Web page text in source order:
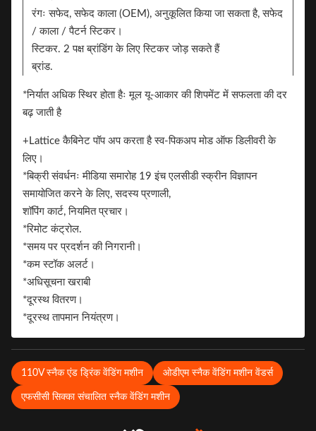
रंगः सफेद, सफेद काला (OEM), अनुकूलित किया जा सकता है, सफेद
/ काला / पैटर्न स्टिकर।
स्टिकर. 2 पक्ष ब्रांडिंग के लिए स्टिकर जोड़ सकते हैं
ब्रांड.
मुख्य विशेषताएं:
*निर्यात अधिक स्थिर होता हैः मूल यू-आकार की शिपमेंट में सफलता की दर
बढ़ जाती है
+Lattice कैबिनेट पॉप अप करता है स्व-पिकअप मोड ऑफ डिलीवरी के
लिए।
*बिक्री संवर्धनः मीडिया समारोह 19 इंच एलसीडी स्क्रीन विज्ञापन
समायोजित करने के लिए, सदस्य प्रणाली,
शॉपिंग कार्ट, नियमित प्रचार।
*रिमोट कंट्रोल.
*समय पर प्रदर्शन की निगरानी।
*कम स्टॉक अलर्ट।
*अधिसूचना खराबी
*दूरस्थ वितरण।
*दूरस्थ तापमान नियंत्रण।
110V स्नैक एंड ड्रिंक वेंडिंग मशीन ओडीएम स्नैक वेंडिंग मशीन वेंडर्स
एफसीसी सिक्का संचालित स्नैक वेंडिंग मशीन